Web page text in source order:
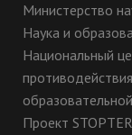
Министерство
Наука и
Национальный
Проект